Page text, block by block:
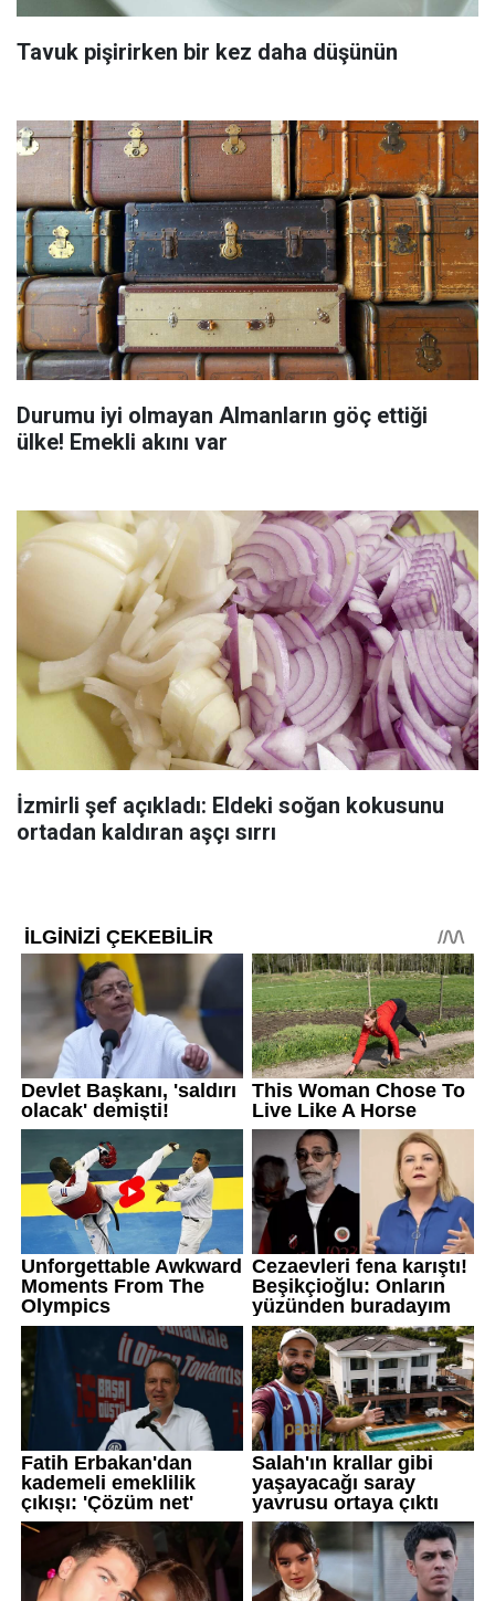
Tavuk pişirirken bir kez daha düşünün
Durumu iyi olmayan Almanların göç ettiği
ülke! Emekli akını var
İzmirli şef açıkladı: Eldeki soğan kokusunu
ortadan kaldıran aşçı sırrı